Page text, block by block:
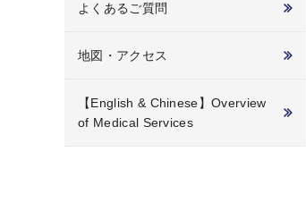
よくあるご質問
地図・アクセス
【English & Chinese】Overview
of Medical Services